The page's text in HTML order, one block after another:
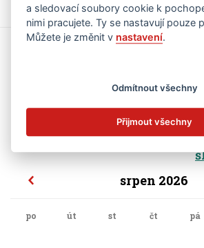
srpen 2026
po út st čt pá
a sledovací soubory cookie k
nimi pracujete. Ty se nastavují pouze
Můžete je změnit v nastavení.
Odmítnout všechny
Přijmout všechny